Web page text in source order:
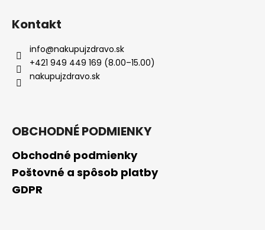
Kontakt
info@nakupujzdravo.sk
+421 949 449 169 (8.00–15.00)
nakupujzdravo.sk
OBCHODNÉ PODMIENKY
Obchodné podmienky
Poštovné a spôsob platby
GDPR